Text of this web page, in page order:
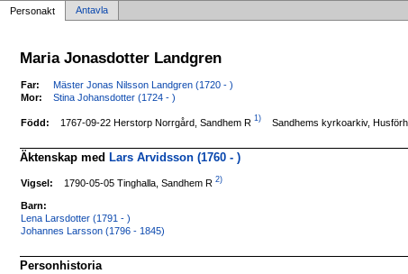
Personakt Antavla
Maria Jonasdotter Landgren
Far:
Mäster Jonas Nilsson Landgren (1720 - )
Mor:
Stina Johansdotter (1724 - )
Född: 1767-09-22 Herstorp Norrgård, Sandhem R 1) Sandhems kyrkoarkiv,
Äktenskap med Lars Arvidsson (1760 - )
Vigsel: 1790-05-05 Tinghalla, Sandhem R 2)
Barn:
Lena Larsdotter (1791 - )
Johannes Larsson (1796 - 1845)
Personhistoria